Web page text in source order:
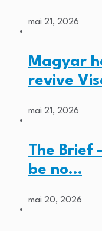
mai 21, 2026
Magyar
revive
mai 21, 2026
The Brief
be no…
mai 20, 2026